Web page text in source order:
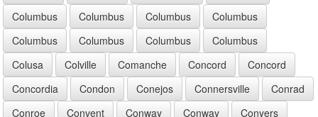
Columbus
Columbus Columbus
Columbus
Columbus
Columbus Columbus
Columbus
Colusa
Colville Comanche Concord
Concord
Concordia
Condon Conejos Connersville
Conrad
Conroe
Convent Conway Conway
Conyers